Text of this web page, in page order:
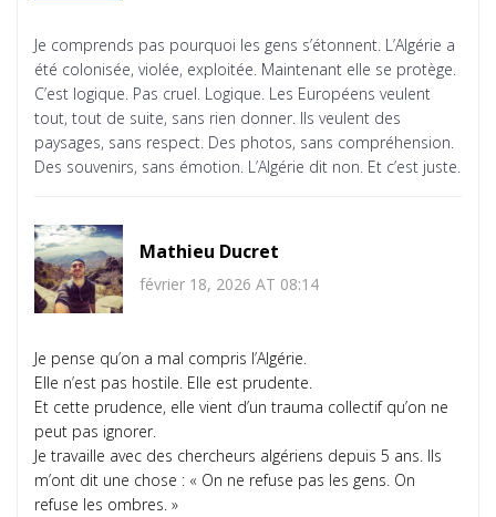
Je comprends pas pourquoi les gens s’étonnent. L’Algérie a
été colonisée, violée, exploitée. Maintenant elle se protège.
C’est logique. Pas cruel. Logique. Les Européens veulent
tout, tout de suite, sans rien donner. Ils veulent des
paysages, sans respect. Des photos, sans compréhension.
Des souvenirs, sans émotion. L’Algérie dit non. Et c’est juste.
Mathieu Ducret
février 18, 2026 AT 08:14
Je pense qu’on a mal compris l’Algérie.
Elle n’est pas hostile. Elle est prudente.
Et cette prudence, elle vient d’un trauma collectif qu’on ne
peut pas ignorer.
Je travaille avec des chercheurs algériens depuis 5 ans. Ils
m’ont dit une chose : « On ne refuse pas les gens. On
refuse les ombres. »